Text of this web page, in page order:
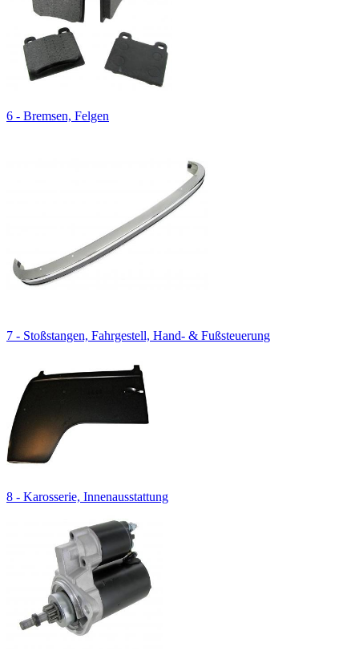
6 - Bremsen, Felgen
7 - Stoßstangen, Fahrgestell, Hand- & Fußsteuerung
8 - Karosserie, Innenausstattung